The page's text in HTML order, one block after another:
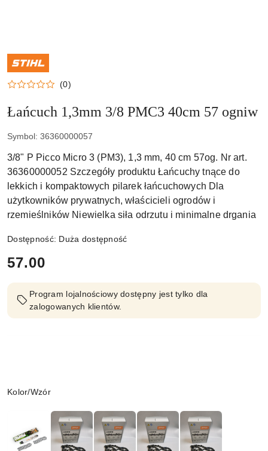
NAZWA
PRODUCENTA:
STIHL
(0)
Łańcuch 1,3mm 3/8 PMC3 40cm 57 ogniw
Symbol: 36360000057
3/8" P Picco Micro 3 (PM3), 1,3 mm, 40 cm 57og. Nr art.
36360000052 Szczegóły produktu Łańcuchy tnące do
lekkich i kompaktowych pilarek łańcuchowych Dla
użytkowników prywatnych, właścicieli ogrodów i
rzemieślników Niewielka siła odrzutu i minimalne drgania
Dostępność: Duża dostępność
cena:
57.00
Program lojalnościowy dostępny jest tylko dla
zalogowanych klientów.
Wariant
Kolor/Wzór